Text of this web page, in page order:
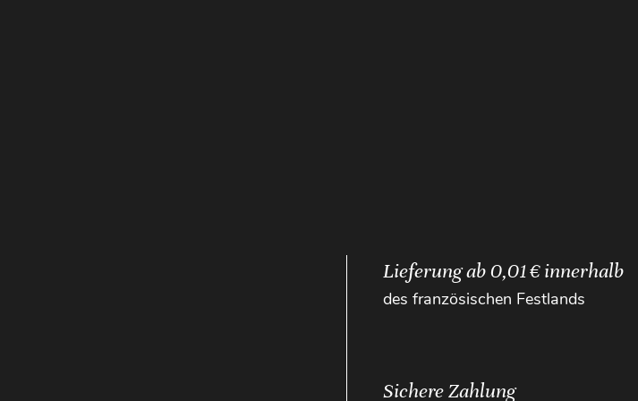
Lieferung ab 0,01 € innerhalb
des französischen Festlands
Sichere Zahlung